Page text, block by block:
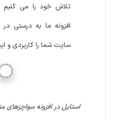
تلاش خود را می کنیم
افزونه ما به درستی
سایت شما را کاربردی و
استایل در افزونه سواچزهای